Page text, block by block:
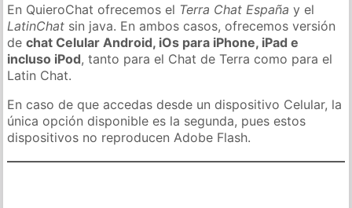
En QuieroChat ofrecemos el Terra Chat España y el
LatinChat sin java. En ambos casos, ofrecemos versión
dechat Celular Android, iOs para iPhone, iPad e
incluso iPod, tanto para el Chat de Terra como para el
Latin Chat.
En caso de que accedas desde un dispositivo Celular, la
única opción disponible es la segunda, pues estos
dispositivos no reproducen Adobe Flash.